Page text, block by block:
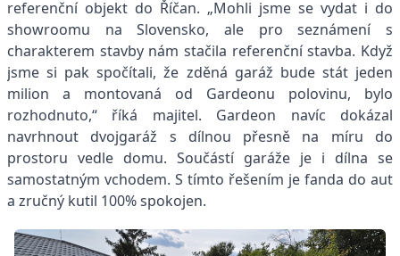
referenční objekt do Říčan. „Mohli jsme se vydat i do
showroomu na Slovensko, ale pro seznámení s
charakterem stavby nám stačila referenční stavba. Když
jsme si pak spočítali, že zděná garáž bude stát jeden
milion a montovaná od Gardeonu polovinu, bylo
rozhodnuto,“ říká majitel. Gardeon navíc dokázal
navrhnout dvojgaráž s dílnou přesně na míru do
prostoru vedle domu. Součástí garáže je i dílna se
samostatným vchodem. S tímto řešením je fanda do aut
a zručný kutil 100% spokojen.